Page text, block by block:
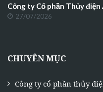
Công ty Cổ phần Thủy
27/07/2026
CHUYÊN MỤC
Công ty cổ phần thủy